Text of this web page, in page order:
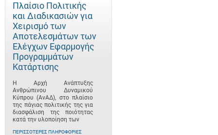
Πλαίσιο Πολιτικής
και Διαδικασιών για
Χειρισμό των
Αποτελεσμάτων των
Ελέγχων Εφαρμογής
Προγραμμάτων
Κατάρτισης
Η Αρχή Ανάπτυξης
Ανθρώπινου Δυναμικού
Κύπρου (ΑνΑΔ), στο πλαίσιο
της πάγιας πολιτικής της για
διασφάλιση της ποιότητας
κατά την υλοποίηση των
ΠΕΡΙΣΣΌΤΕΡΕΣ ΠΛΗΡΟΦΟΡΊΕΣ